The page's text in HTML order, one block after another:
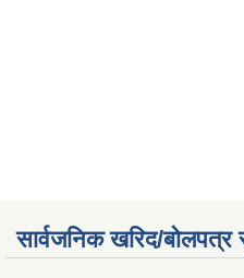
सार्वजनिक खरिद/बोलपत्र